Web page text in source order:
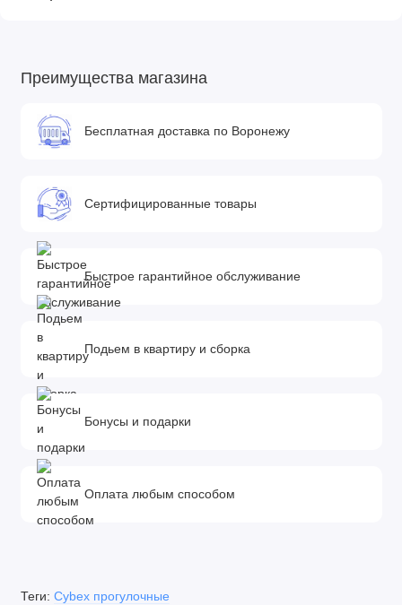
Преимущества магазина
Бесплатная доставка по Воронежу
Сертифицированные товары
Быстрое гарантийное обслуживание
Подьем в квартиру и сборка
Бонусы и подарки
Оплата любым способом
Теги: Cybex прогулочные